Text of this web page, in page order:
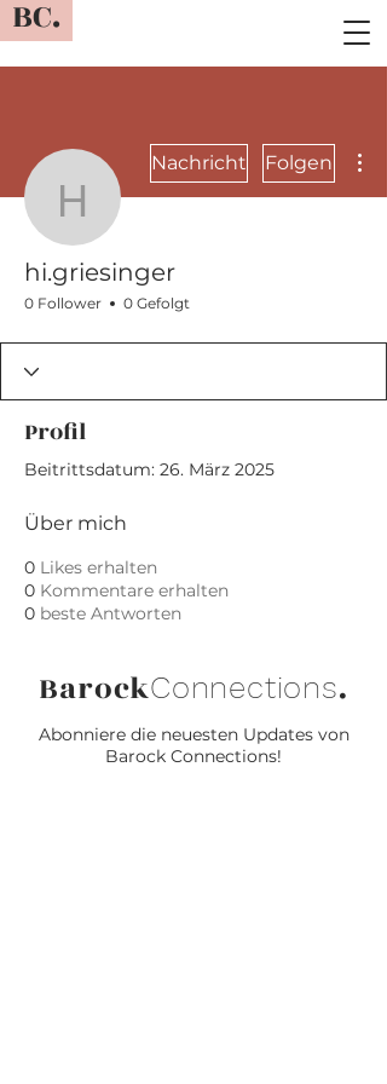
BC.
hi.griesinger
Nachricht Folgen
hi.griesinger
0 Follower 0 Gefolgt
Profil
Beitrittsdatum: 26. März 2025
Über mich
0 Likes erhalten
0 Kommentare erhalten
0 beste Antworten
BarockConnections.
Abonniere die neuesten Updates von
Barock Connections!